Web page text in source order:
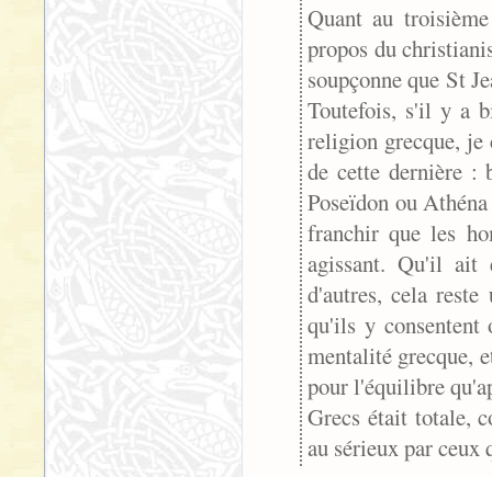
Quant au
propos du
soupçonne que St
Toutefois, s'il y a
religion grecque, je
de cette dernière :
Poseïdon ou
franchir que les
agissant. Qu'il ait
d'autres, cela
qu'ils y consentent
mentalité grecque,
pour l'équilibre
Grecs était totale,
au sérieux par ceux